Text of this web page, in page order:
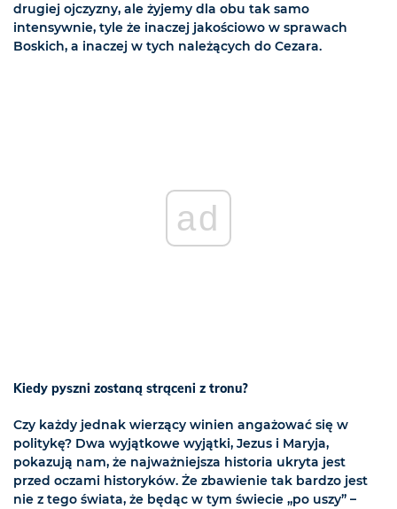
drugiej ojczyzny, ale żyjemy dla obu tak samo
intensywnie, tyle że inaczej jakościowo w sprawach
Boskich, a inaczej w tych należących do Cezara.
ad
Kiedy pyszni zostaną strąceni z tronu?
Czy każdy jednak wierzący winien angażować się w
politykę? Dwa wyjątkowe wyjątki, Jezus i Maryja,
pokazują nam, że najważniejsza historia ukryta jest
przed oczami historyków. Że zbawienie tak bardzo jest
nie z tego świata, że będąc w tym świecie „po uszy” –